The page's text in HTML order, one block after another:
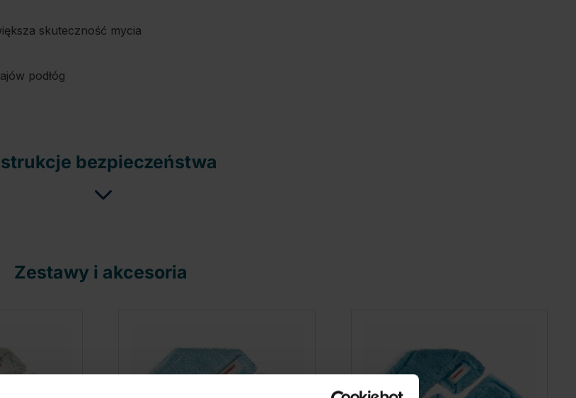
skuteczność mycia
podłóg
bezpieczeństwa
Zestawy i akcesoria